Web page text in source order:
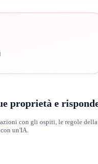
proprietà e
con gli ospiti, le regole
un'IA.